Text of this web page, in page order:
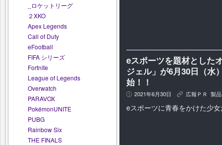
_ロケットリーグ
２XKO
Apex Legends
Call of Duty
eFootball
FIFA シリーズ
Fortnite
League of Legends
Overwatch
PARAVOX
PokémonUNITE
PUBG
Rainbow Six
THE FINALS
eスポーツを題材とした
ジェル」が6月30日（水
始！！
P 2021年6月30日 K 広報ＰＲ , 製
eスポーツに青春をかけた少